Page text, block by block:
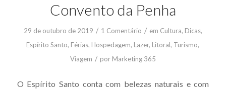
Convento da Penha
29 de outubro de 2019 / 1 Comentário / em Cultura, Dicas,
Espírito Santo, Férias, Hospedagem, Lazer, Litoral, Turismo,
Viagem / por Marketing 365
O Espírito Santo conta com belezas naturais e com